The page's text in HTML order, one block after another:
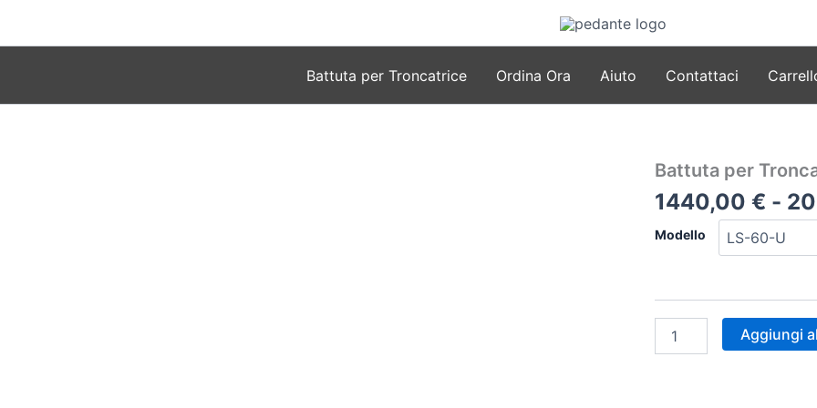
Battuta per Troncatrice
Ordina Ora Aiuto Contattaci
Battuta per
1440,00 € -
Modello
Aggiungi